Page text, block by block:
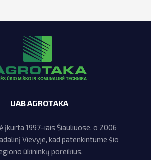
UAB AGROTAKA
įkurta 1997-iais Šiauliuose, o 2006
Vievyje, kad patenkintume šio
ūkininkų poreikius.